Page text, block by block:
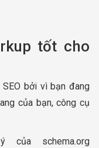
tốt cho
bởi vì bạn đang
của bạn, công cụ
schema.org